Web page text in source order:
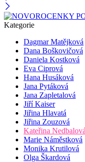
Kategorie
Dagmar Matějková
Dana Boškovičová
Daniela Kostková
Eva Ciprová
Hana Husáková
Jana Pytáková
Jana Zapletalová
Jiří Kaiser
Jiřina Hlavatá
Jiřina Zouzová
Kateřina Nedbalová
Marie Náměstková
Monika Krutilová
Olga Škardová